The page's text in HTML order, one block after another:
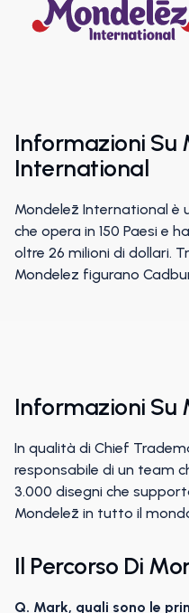
Informazioni Su
International
Mondelēz International è
che opera in 150 Paesi e
oltre 26 milioni di dollari.
Mondelez figurano
Informazioni Su
In qualità di Chief
responsabile di un team
3.000 disegni che
Mondelēz in tutto il
Il Percorso Di
Q. Mark, quali sono le